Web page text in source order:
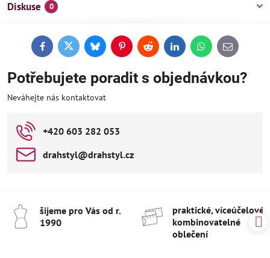
Diskuse 0
FacebookTwitterBlueskyPinterestReddit LinkedInWhatsApp
E-
mail
Potřebujete poradit s objednávkou?
Neváhejte nás kontaktovat
+420 603 282 053
drahstyl​@drahstyl​.cz
šijeme pro Vás od r​.
1990
praktické, víceúčelové
kombinovatelné
oblečení